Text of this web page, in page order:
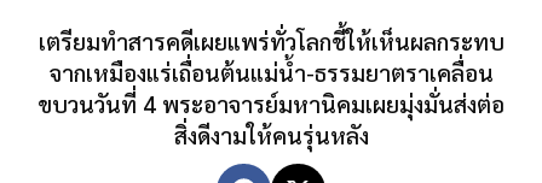
เตรียมทำสารคดีเผยแพร่ทั่วโลกชี้ให้เห็นผลกระทบ
จากเหมืองแร่เถื่อนต้นแม่น้ำ-ธรรมยาตราเคลื่อน
ขบวนวันที่ 4 พระอาจารย์มหานิคมเผยมุ่งมั่นส่งต่อ
สิ่งดีงามให้คนรุ่นหลัง